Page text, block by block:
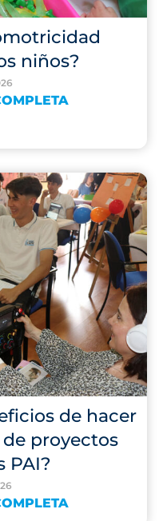
niños?
de hacer
proyectos
PAI?